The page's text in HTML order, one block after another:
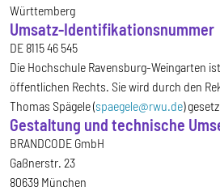
Württemberg
Umsatz-Identifikationsnummer
DE 8115 46 545
Die Hochschule Ravensburg-Weingarten
öffentlichen Rechts. Sie wird durch den
Thomas Spägele (spaegele@rwu.de)
Gestaltung und technische
BRANDCODE GmbH
Gaßnerstr. 23
80639 München